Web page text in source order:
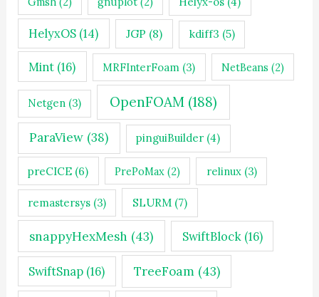
HelyxOS (14) JGP (8) kdiff3 (5)
Mint (16) MRFInterFoam (3) NetBeans (2)
Netgen(3) OpenFOAM (188)
ParaView (38) pinguiBuilder (4)
preCICE (6) PrePoMax (2) relinux(3)
remastersys(3) SLURM (7)
snappyHexMesh (43) SwiftBlock (16)
SwiftSnap (16) TreeFoam(43)